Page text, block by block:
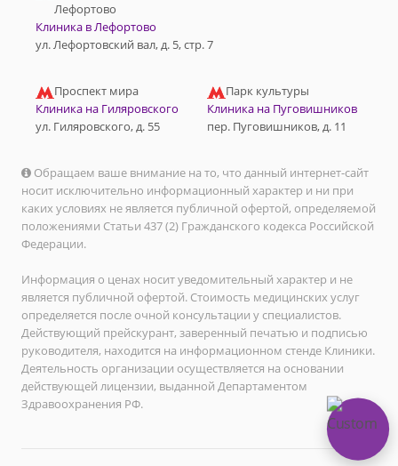
Лефортово
Клиника в Лефортово
ул. Лефортовский вал, д. 5, стр. 7
Проспект мира
Клиника на Гиляровского
ул. Гиляровского, д. 55
Парк культуры
Клиника на Пуговишников
пер. Пуговишников, д. 11
Обращаем ваше внимание на то, что данный интернет-сайт
носит исключительно информационный характер и ни при
каких условиях не является публичной офертой, определяемой
положениями Статьи 437 (2) Гражданского кодекса Российской
Федерации.
Информация о ценах носит уведомительный характер и не
является публичной офертой. Стоимость медицинских услуг
определяется после очной консультации у специалистов.
Действующий прейскурант, заверенный печатью и подписью
руководителя, находится на информационном стенде Клиники.
Деятельность организации осуществляется на основании
действующей лицензии, выданной Департаментом
Здравоохранения РФ.